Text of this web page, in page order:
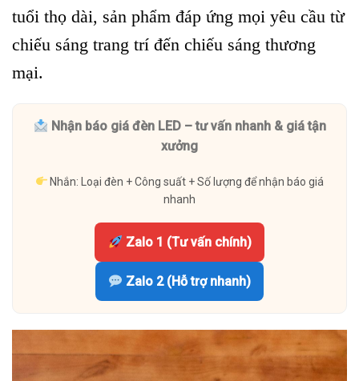
tuổi thọ dài, sản phẩm đáp ứng mọi yêu cầu từ
chiếu sáng trang trí đến chiếu sáng thương
mại.
Nhận báo giá đèn LED – tư vấn nhanh & giá tận
xưởng
Nhắn: Loại đèn + Công suất + Số lượng để nhận báo giá
nhanh
Zalo 1 (Tư vấn chính)
Zalo 2 (Hỗ trợ nhanh)